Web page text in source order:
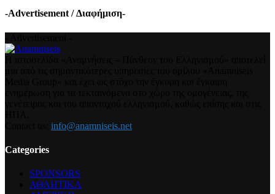
-Advertisement / Διαφήμιση-
info@anamniseis.net
Categories
SPONSORS
ΑΘΛΗΤΙΚΑ